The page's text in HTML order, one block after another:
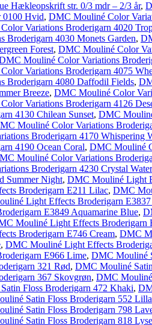
Hækleopskrift str. 0/3 mdr – 2/3 år,
0100 Hvid, DMC Mouliné Color
Variations Broderigarn 4020
Broderigarn 4030 Monets Garden,
Forest, DMC Mouliné Color
Mouliné Color Variations
Variations Broderigarn 4075
Broderigarn 4080 Daffodil Fields,
Breeze, DMC Mouliné Color
Variations Broderigarn 4126
4130 Chilean Sunset, DMC
Mouliné Color Variations
Broderigarn 4170 Whispering
4190 Ocean Coral, DMC Mouliné
Mouliné Color Variations
Broderigarn 4230 Crystal Water
Summer Night, DMC Mouliné Light
Broderigarn E211 Lilac, DMC
Light Effects Broderigarn
E3849 Aquamarine Blue,
Mouliné Light Effects Broderigarn
Broderigarn E746 Cream, DMC
, DMC Mouliné Light Effects
E966 Lime, DMC Mouliné
321 Rød, DMC Mouliné
367 Skovgrøn, DMC
Floss Broderigarn 472 Khaki,
Satin Floss Broderigarn 552 Lilla
Satin Floss Broderigarn 798
Satin Floss Broderigarn 818